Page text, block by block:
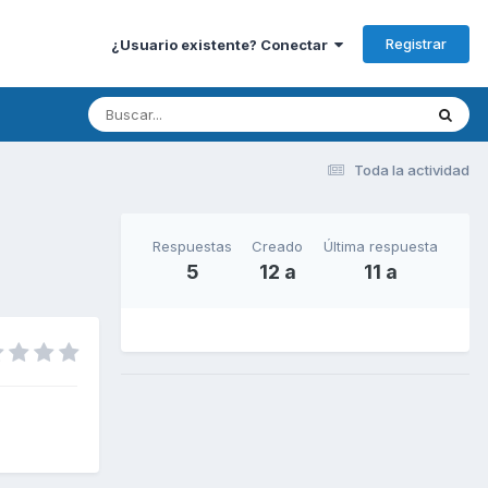
¿Usuario existente? Conectar Registrar
Toda la actividad
Respuestas
5
Creado
12 a
Última respuesta
11 a